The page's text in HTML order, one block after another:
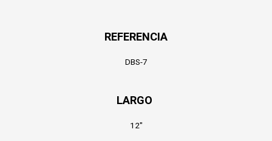
REFERENCIA
DBS-7
LARGO
12″